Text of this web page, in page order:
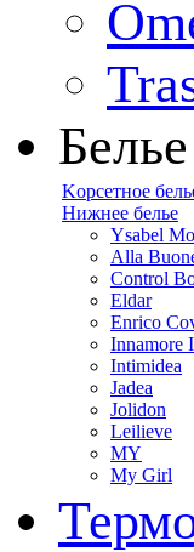
Белье
Kорсетное
Нижнее белье
Ysabel
Alla
Control
Eldar
Enrico
Innamore
Intimidea
Jadea
Jolidon
Leilieve
MY
My Girl